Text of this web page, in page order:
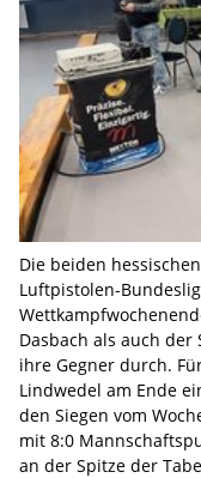
Die beiden
Luftpistolen-
Dasbach als auch
ihre Gegner durch.
Lindwedel am Ende
den Siegen vom
mit 8:0
an der Spitze der